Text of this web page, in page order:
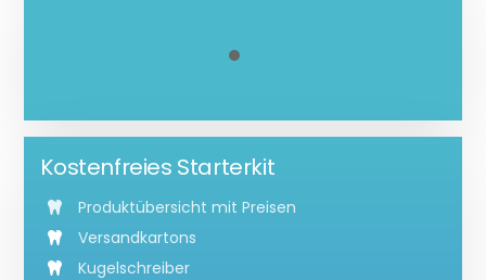
Kostenfreies Starterkit
Produktübersicht mit Preisen
Versandkartons
Kugelschreiber